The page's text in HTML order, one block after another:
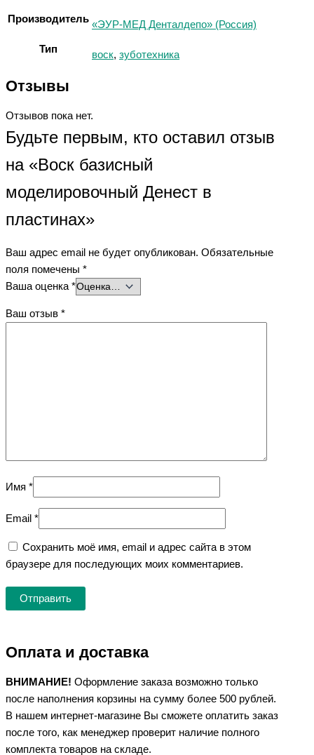
Производитель «ЭУР-МЕД Денталдепо» (Россия)
Тип воск, зуботехника
Отзывы
Отзывов пока нет.
Будьте первым, кто оставил отзыв
на «Воск базисный
моделировочный Денест в
пластинах»
Ваш адрес email не будет опубликован. Обязательные
поля помечены *
Ваша оценка *
Ваш отзыв *
Имя *
Email *
Сохранить моё имя, email и адрес сайта в этом
браузере для последующих моих комментариев.
Оплата и доставка
ВНИМАНИЕ! Оформление заказа возможно только
после наполнения корзины на сумму более 500 рублей.
В нашем интернет-магазине Вы сможете оплатить заказ
после того, как менеджер проверит наличие полного
комплекта товаров на складе.